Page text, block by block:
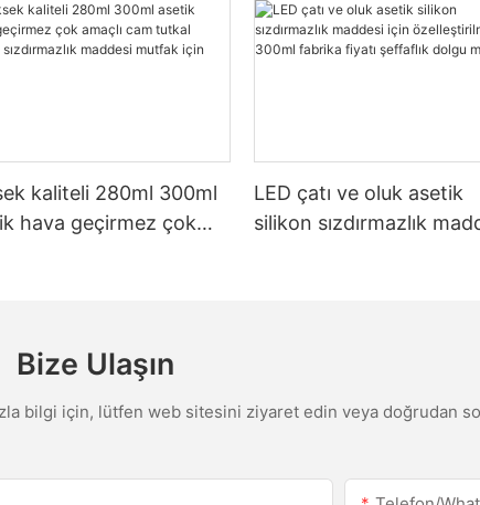
kaliteli 280ml 300ml
hava geçirmez çok
LED çatı ve oluk asetik
silikon sızdırmazlık
Bize Ulaşın
bilgi için, lütfen web sitesini ziyaret edin veya doğrudan